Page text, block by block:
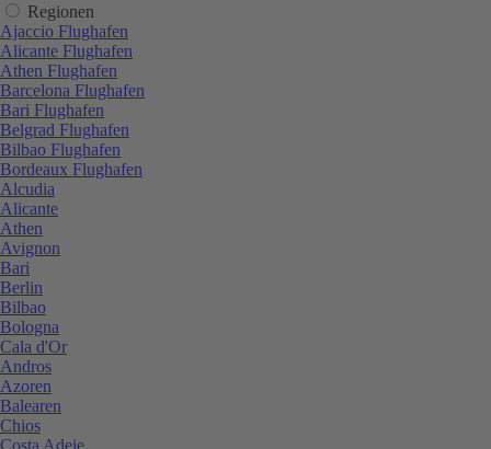
Regionen
Ajaccio Flughafen
Alicante Flughafen
Athen Flughafen
Barcelona Flughafen
Bari Flughafen
Belgrad Flughafen
Bilbao Flughafen
Bordeaux Flughafen
Alcudia
Alicante
Athen
Avignon
Bari
Berlin
Bilbao
Bologna
Cala d'Or
Andros
Azoren
Balearen
Chios
Costa Adeje